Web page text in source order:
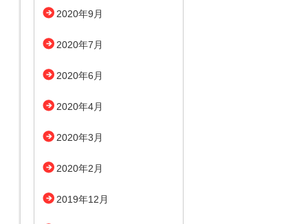
2020年9月
2020年7月
2020年6月
2020年4月
2020年3月
2020年2月
2019年12月